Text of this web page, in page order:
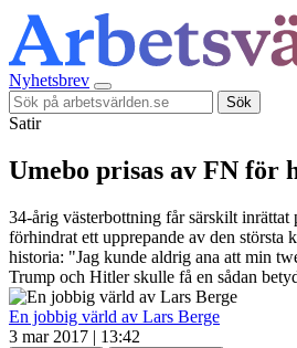
Nyhetsbrev
Sök
Satir
Umebo prisas av FN för
34-årig västerbottning får särskilt inrättat
förhindrat ett upprepande av den största
historia: "Jag kunde aldrig ana att min
Trump och Hitler skulle få en sådan
En jobbig värld av Lars Berge
3 mar 2017 | 13:42